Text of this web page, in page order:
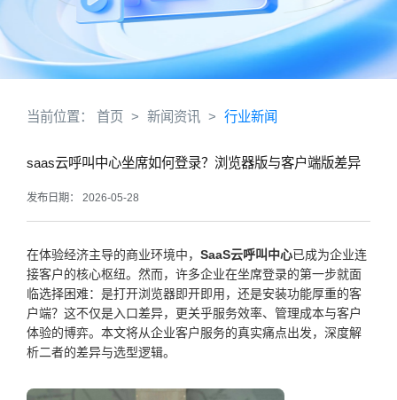
当前位置： 首页 > 新闻资讯 > 行业新闻
saas云呼叫中心坐席如何登录？浏览器版与客户端版差异
发布日期： 2026-05-28
在体验经济主导的商业环境中， SaaS云呼叫中心已成为企业连
接客户的核心枢纽。然而，许多企业在坐席登录的第一步就面
临选择困难：是打开浏览器即开即用，还是安装功能厚重的客
户端？这不仅是入口差异，更关乎服务效率、管理成本与客户
体验的博弈。本文将从企业客户服务的真实痛点出发，深度解
析二者的差异与选型逻辑。